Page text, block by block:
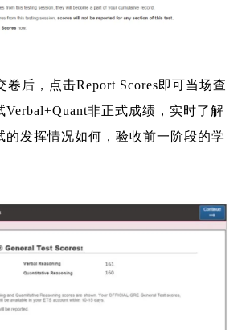
卷后，点击Report Scores即可当场查
Verbal+Quant非正式成绩，实时了解
的发挥情况如何，验收前一阶段的学